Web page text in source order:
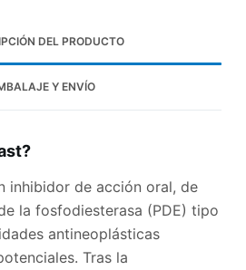
DEL PRODUCTO
Y ENVÍO
inhibidor de acción oral, de
la fosfodiesterasa (PDE) tipo
antineoplásticas
Tras la